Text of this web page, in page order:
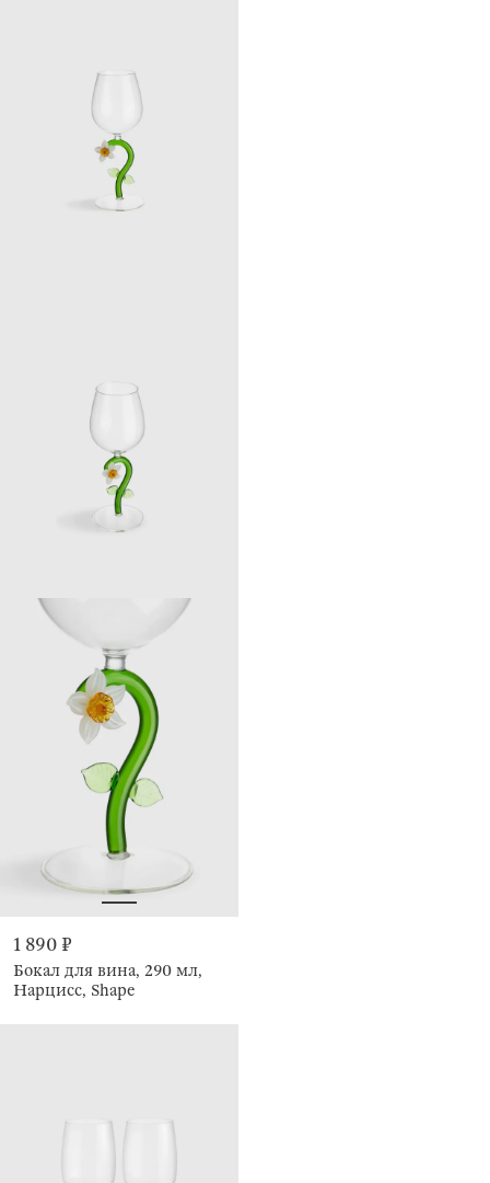
1 890 ₽
Бокал для вина, 290 мл,
Нарцисс, Shape